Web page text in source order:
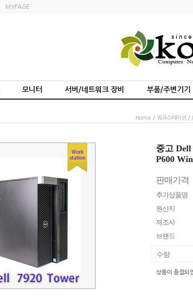
MYPAGE
모니터 서버/네트워크 장비 부품/주변기기
Home / 워크스테이션 /
중고 Dell
P600
판매가격
추가상품명
원산지
제조사
브랜드
수량
상품이 품절되